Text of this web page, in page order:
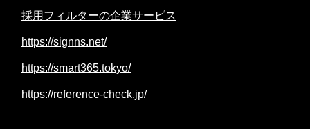
採用フィルターの企業サービス
https://signns.net/
https://smart365.tokyo/
https://reference-check.jp/